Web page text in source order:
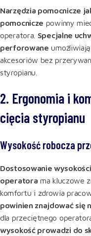
Narzędzia pomocnicze
pomocnicze powinny
operatora. Specjalne
perforowane
akcesoriów bez
styropianu
2. Ergonomia i
cięcia styropianu
Wysokość robocza
Dostosowanie
operatora ma kluczowe
komfortu i zdrowia
powinien znajdować się
dla przeciętnego
wysokość prowadzi do